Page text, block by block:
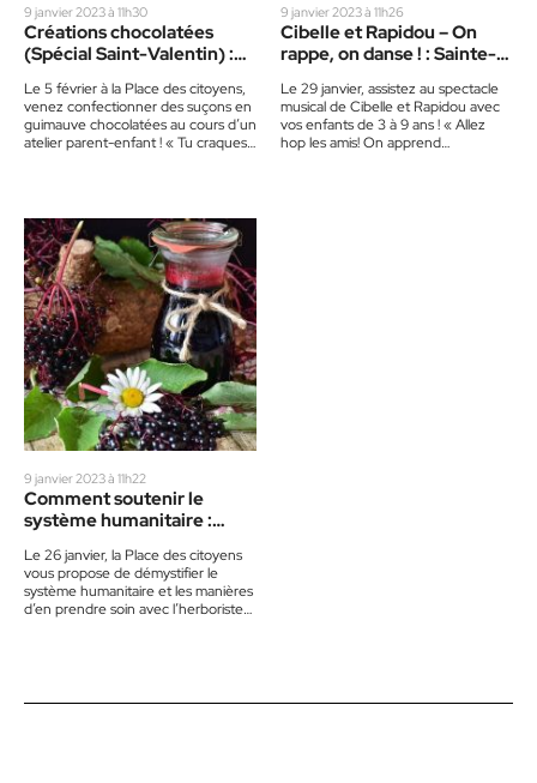
9 janvier 2023 à 11h30
Créations chocolatées
(Spécial Saint-Valentin) :
Le 5 février à la Place des citoyens,
venez confectionner des suçons en
guimauve chocolatées au cours d’un
atelier parent-enfant ! « Tu craques
9 janvier 2023 à 11h26
Cibelle et Rapidou – On
rappe, on danse ! : Sainte-
Le 29 janvier, assistez au spectacle
musical de Cibelle et Rapidou avec
vos enfants de 3 à 9 ans ! « Allez
hop les amis! On apprend…
9 janvier 2023 à 11h22
Comment soutenir le
système humanitaire :
Le 26 janvier, la Place des citoyens
vous propose de démystifier le
système humanitaire et les manières
d’en prendre soin avec l’herboriste